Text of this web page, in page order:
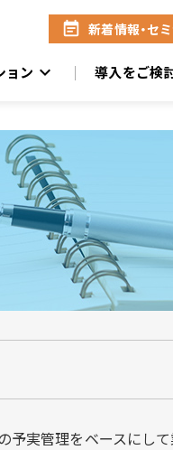
ョン expand_more 導入をご検
event_note 新着情報・セ
予実管理をベースにし